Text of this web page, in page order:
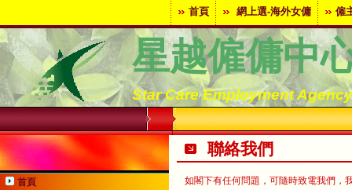
首頁 網上選-海外女傭 僱
星越僱傭中
Star Care Employment Agency
首頁
聯絡我們
如閣下有任何問題，可隨時致電我們，